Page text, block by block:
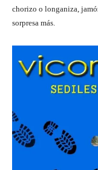
chorizo o longaniza,
sorpresa más.